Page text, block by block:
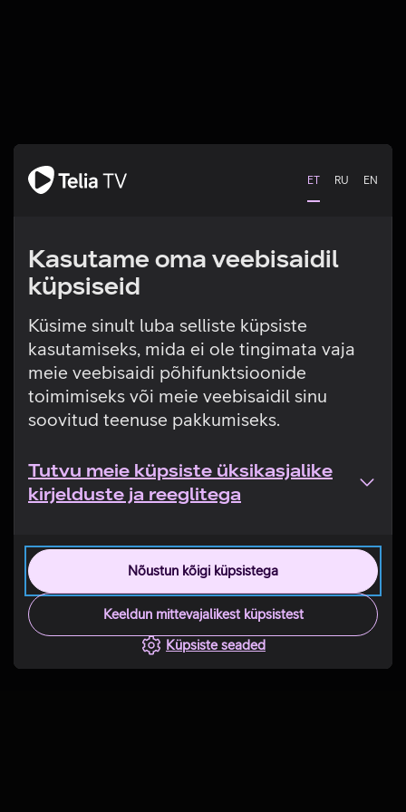
ET RU EN
Kasutame oma veebisaidil
küpsiseid
Küsime sinult luba selliste küpsiste
kasutamiseks, mida ei ole tingimata vaja
meie veebisaidi põhifunktsioonide
toimimiseks või meie veebisaidil sinu
soovitud teenuse pakkumiseks.
Tutvu meie küpsiste üksikasjalike
kirjelduste ja reeglitega
Nõustun kõigi küpsistega
Keeldun mittevajalikest küpsistest
Küpsiste seaded
Tehniline viga